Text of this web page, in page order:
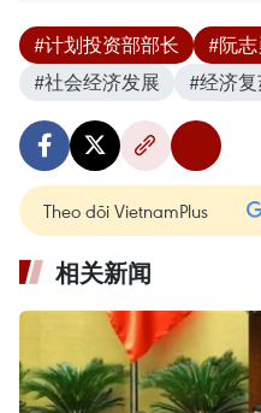
#计划投资部部长 #阮志
#社会经济发展
#经济
Theo dõi VietnamPlus
相关新闻